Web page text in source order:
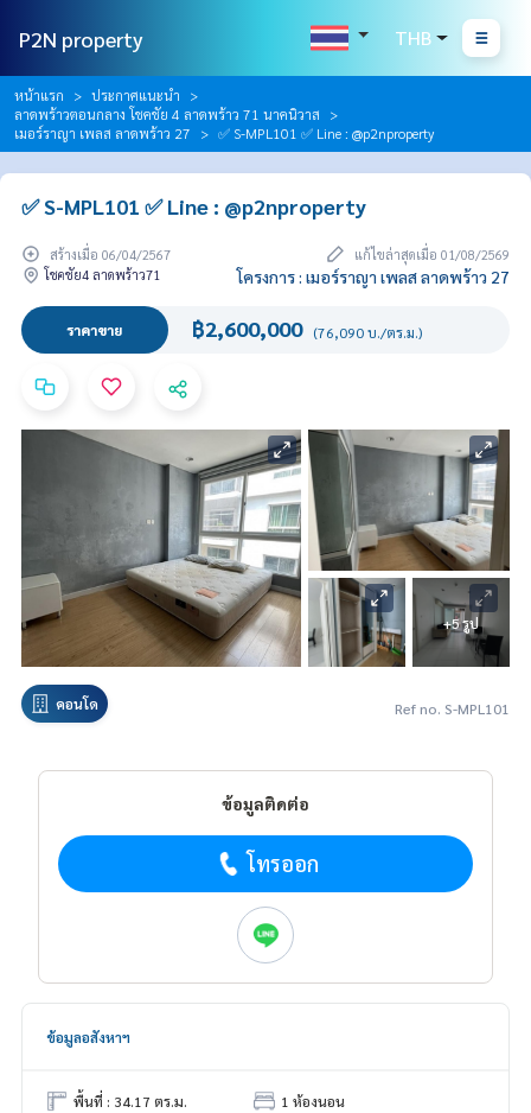
P2N property THB
หน้าแรก
ประกาศแนะนำ
ลาดพร้าวตอนกลาง โชคชัย 4 ลาดพร้าว 71 นาคนิวาส
เมอร์ราญา เพลส ลาดพร้าว 27
✅ S-MPL101 ✅ Line : @p2nproperty
✅ S-MPL101 ✅ Line : @p2nproperty
สร้างเมื่อ 06/04/2567
แก้ไขล่าสุดเมื่อ 01/08/2569
โชคชัย4 ลาดพร้าว71
โครงการ : เมอร์ราญา เพลส ลาดพร้าว 27
ราคาขาย ฿2,600,000 (76,090 บ./ตร.ม.)
+5 รูป
คอนโด Ref no. S-MPL101
ข้อมูลติดต่อ
โทรออก
ข้อมูลอสังหาฯ
พื้นที่ : 34.17 ตร.ม.
1 ห้องนอน